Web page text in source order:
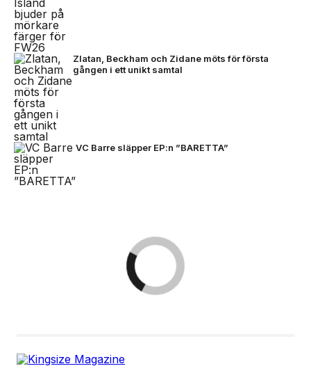
Zlatan, Beckham och Zidane möts för första
gången i ett unikt samtal
VC Barre släpper EP:n ”BARETTA”